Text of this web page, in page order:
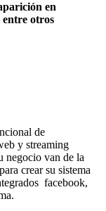
en
entre otros
de
y streaming
negocio van de la
crear su sistema
facebook,